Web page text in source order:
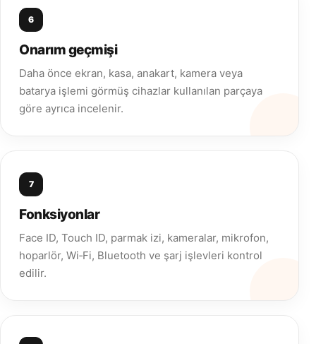
6
Onarım geçmişi
Daha önce ekran, kasa, anakart, kamera veya
batarya işlemi görmüş cihazlar kullanılan parçaya
göre ayrıca incelenir.
7
Fonksiyonlar
Face ID, Touch ID, parmak izi, kameralar, mikrofon,
hoparlör, Wi‑Fi, Bluetooth ve şarj işlevleri kontrol
edilir.